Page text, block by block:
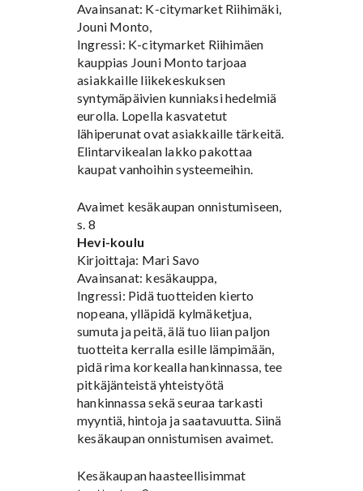
Avainsanat: K-citymarket Riihimäki,
Jouni Monto,
Ingressi: K-citymarket Riihimäen
kauppias Jouni Monto tarjoaa
asiakkaille liikekeskuksen
syntymäpäivien kunniaksi hedelmiä
eurolla. Lopella kasvatetut
lähiperunat ovat asiakkaille tärkeitä.
Elintarvikealan lakko pakottaa
kaupat vanhoihin systeemeihin.
Avaimet kesäkaupan onnistumiseen,
s. 8
Hevi-koulu
Kirjoittaja: Mari Savo
Avainsanat: kesäkauppa,
Ingressi: Pidä tuotteiden kierto
nopeana, ylläpidä kylmäketjua,
sumuta ja peitä, älä tuo liian paljon
tuotteita kerralla esille lämpimään,
pidä rima korkealla hankinnassa, tee
pitkäjänteistä yhteistyötä
hankinnassa sekä seuraa tarkasti
myyntiä, hintoja ja saatavuutta. Siinä
kesäkaupan onnistumisen avaimet.
Kesäkaupan haasteellisimmat